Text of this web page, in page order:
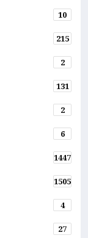
10
215
2
131
2
6
1447
1505
4
27